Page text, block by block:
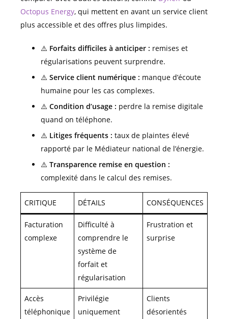
Octopus Energy, qui mettent en avant un service client
plus accessible et des offres plus limpides.
⚠️ Forfaits difficiles à anticiper : remises et
régularisations peuvent surprendre.
⚠️ Service client numérique : manque d’écoute
humaine pour les cas complexes.
⚠️ Condition d’usage : perdre la remise digitale
quand on téléphone.
⚠️ Litiges fréquents : taux de plaintes élevé
rapporté par le Médiateur national de l’énergie.
⚠️ Transparence remise en question :
complexité dans le calcul des remises.
CRITIQUE DÉTAILS CONSÉQUENCES
Facturation
complexe
Difficulté à
comprendre le
système de
forfait et
régularisation
Frustration et
surprise
Accès
téléphonique
Privilégie
uniquement
Clients
désorientés